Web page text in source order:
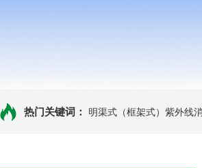
热门关键词： 明渠式（框架式）紫外线